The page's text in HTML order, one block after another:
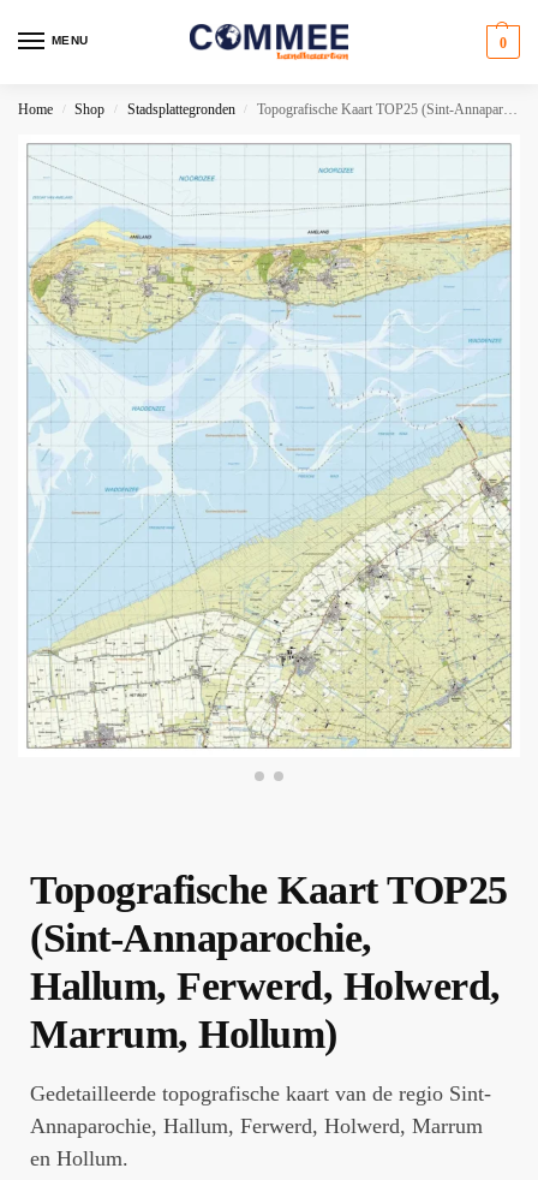
MENU 0
Home / Shop / Stadsplattegronden / Topografische Kaart TOP25 (Sint-Annaparochie, Hallum, Ferwerd, Holwerd, Marrum, Hollum)
Topografische Kaart TOP25
(Sint-Annaparochie,
Hallum, Ferwerd, Holwerd,
Marrum, Hollum)
Gedetailleerde topografische kaart van de regio Sint-
Annaparochie, Hallum, Ferwerd, Holwerd, Marrum
en Hollum.